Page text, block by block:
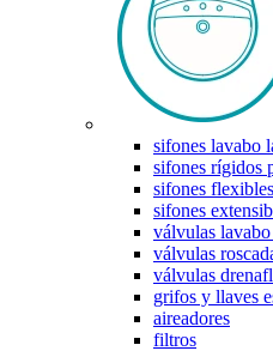
sifones lavabo
sifones rígidos
sifones
sifones
válvulas
válvulas
válvulas
grifos y llaves
aireadores
filtros